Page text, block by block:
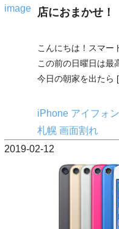
店におまかせ！
こんにちは！スマー
この前の日曜日は最
今日の朝家を出たら
iPhone アイフォン
札幌 画面割れ
2019-02-12